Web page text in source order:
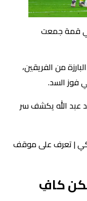
في قمة جمعت
من الفريقين،
فوز السد.
عبد الله يكشف سر
| تعرف على موقف
كافِ